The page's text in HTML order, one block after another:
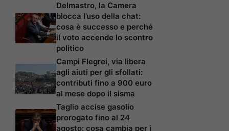
Delmastro, la Camera
blocca l’uso della chat:
cosa è successo e perché
il voto accende lo scontro
politico
Campi Flegrei, via libera
agli aiuti per gli sfollati:
contributi fino a 900 euro
al mese dopo il sisma
Taglio accise gasolio
prorogato fino al 24
agosto: cosa cambia per i